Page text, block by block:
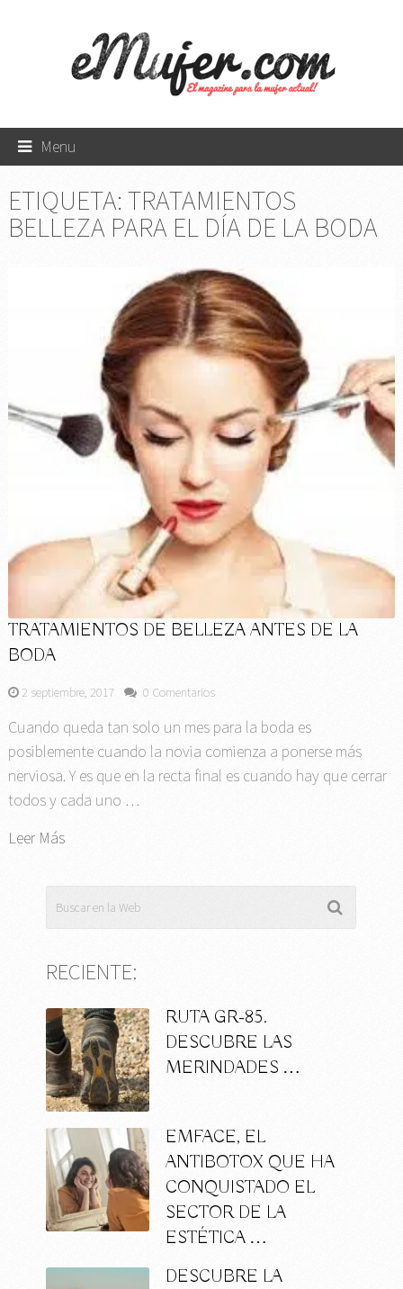
Menu
ETIQUETA: TRATAMIENTOS
BELLEZA PARA EL DÍA DE LA BODA
TRATAMIENTOS DE BELLEZA ANTES DE LA
BODA
2 septiembre, 2017 0 Comentarios
Cuando queda tan solo un mes para la boda es
posiblemente cuando la novia comienza a ponerse más
nerviosa. Y es que en la recta final es cuando hay que cerrar
todos y cada uno …
Leer Más
RECIENTE:
RUTA GR-85.
DESCUBRE LAS
MERINDADES …
EMFACE, EL
ANTIBOTOX QUE HA
CONQUISTADO EL
SECTOR DE LA
ESTÉTICA …
DESCUBRE LA